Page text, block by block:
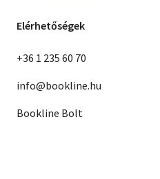
Elérhetőségek
+36 1 235 60 70
info@bookline.hu
Bookline Bolt